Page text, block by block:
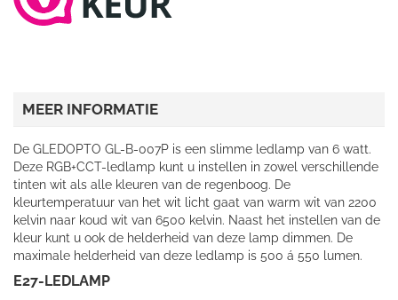
MEER INFORMATIE
De GLEDOPTO GL-B-007P is een slimme ledlamp van 6 watt.
Deze RGB+CCT-ledlamp kunt u instellen in zowel verschillende
tinten wit als alle kleuren van de regenboog. De
kleurtemperatuur van het wit licht gaat van warm wit van 2200
kelvin naar koud wit van 6500 kelvin. Naast het instellen van de
kleur kunt u ook de helderheid van deze lamp dimmen. De
maximale helderheid van deze ledlamp is 500 á 550 lumen.
E27-LEDLAMP